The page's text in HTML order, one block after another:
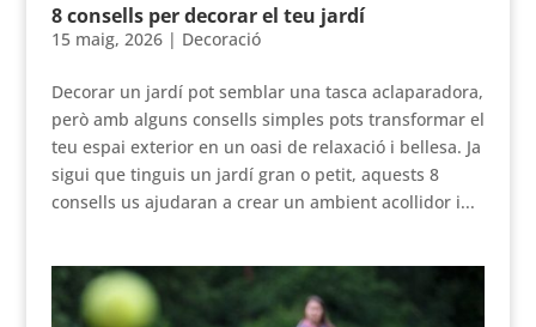
___________________________
VER EN ESPAÑOL
8 consells per decorar el teu jardí
15 maig, 2026| Decoració
Decorar un jardí pot semblar una tasca aclaparadora,
però amb alguns consells simples pots transformar el
teu espai exterior en un oasi de relaxació i bellesa. Ja
sigui que tinguis un jardí gran o petit, aquests 8
consells us ajudaran a crear un ambient acollidor i...